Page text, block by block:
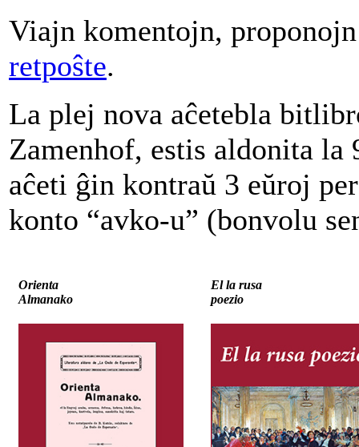
Viajn komentojn,
retpoŝte.
La plej nova aĉetebla
Zamenhof, estis aldonita la
aĉeti ĝin kontraŭ 3 eŭroj
konto “avko-u” (bonvolu
Orienta
Almanako
El la rusa
poezio